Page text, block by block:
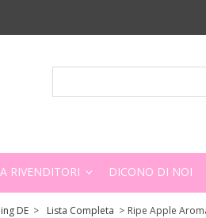
RIVENDITORI DICONO DI NOI
DE > Lista Completa > Ripe Apple